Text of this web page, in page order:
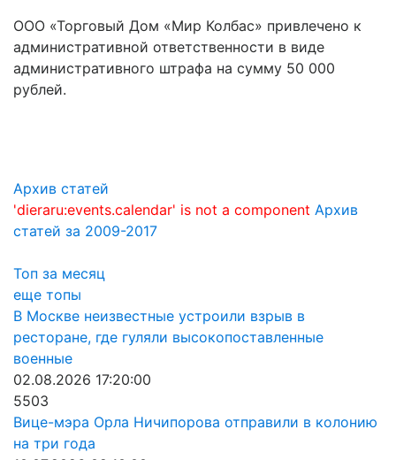
ООО «Торговый Дом «Мир Колбас» привлечено к
административной ответственности в виде
административного штрафа на сумму 50 000
рублей.
Архив статей
'dieraru:events.calendar' is not a component Архив
статей за 2009-2017
Топ за месяц
еще топы
В Москве неизвестные устроили взрыв в
ресторане, где гуляли высокопоставленные
военные
02.08.2026 17:20:00
5503
Вице-мэра Орла Ничипорова отправили в колонию
на три года